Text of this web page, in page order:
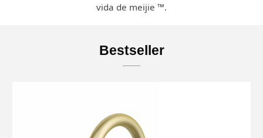
vida de meijie ™.
Bestseller